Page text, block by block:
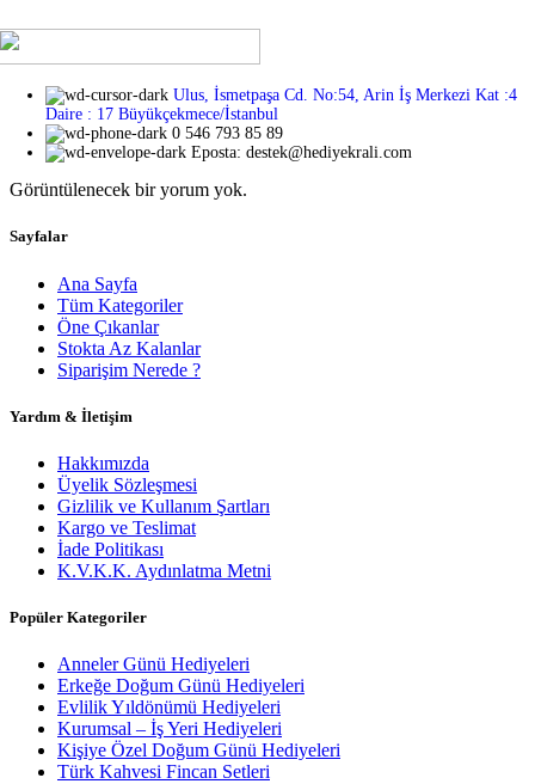
Ulus, İsmetpaşa Cd. No:54, Arin İş Merkezi Kat :4
Daire : 17 Büyükçekmece/İstanbul
0 546 793 85 89
Eposta: destek@hediyekrali.com
Görüntülenecek bir yorum yok.
Sayfalar
Ana Sayfa
Tüm Kategoriler
Öne Çıkanlar
Stokta Az Kalanlar
Siparişim Nerede ?
Yardım & İletişim
Hakkımızda
Üyelik Sözleşmesi
Gizlilik ve Kullanım Şartları
Kargo ve Teslimat
İade Politikası
K.V.K.K. Aydınlatma Metni
Popüler Kategoriler
Anneler Günü Hediyeleri
Erkeğe Doğum Günü Hediyeleri
Evlilik Yıldönümü Hediyeleri
Kurumsal – İş Yeri Hediyeleri
Kişiye Özel Doğum Günü Hediyeleri
Türk Kahvesi Fincan Setleri